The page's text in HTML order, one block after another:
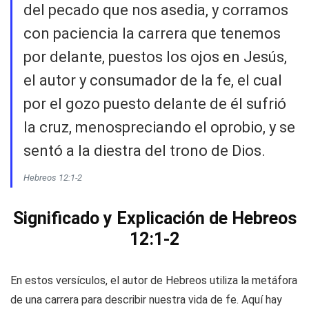
del pecado que nos asedia, y corramos
con paciencia la carrera que tenemos
por delante, puestos los ojos en Jesús,
el autor y consumador de la fe, el cual
por el gozo puesto delante de él sufrió
la cruz, menospreciando el oprobio, y se
sentó a la diestra del trono de Dios.
Hebreos 12:1-2
Significado y Explicación de Hebreos
12:1-2
En estos versículos, el autor de Hebreos utiliza la metáfora
de una carrera para describir nuestra vida de fe. Aquí hay